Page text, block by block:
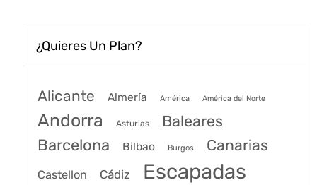
¿Quieres Un Plan?
Alicante Almería América América del Norte
Andorra Asturias Baleares
Barcelona Bilbao Burgos Canarias
Castellon Cádiz Escapadas